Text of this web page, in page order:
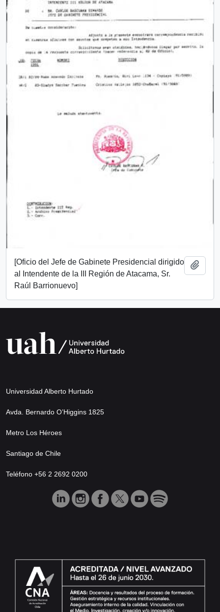
[Oficio del Jefe de Gabinete Presidencial dirigido
al Intendente de la III Región de Atacama, Sr.
Raúl Barrionuevo]
Universidad Alberto Hurtado
Avda. Bernardo O’Higgins 1825
Metro Los Héroes
Santiago de Chile
Teléfono +56 2 2692 0200